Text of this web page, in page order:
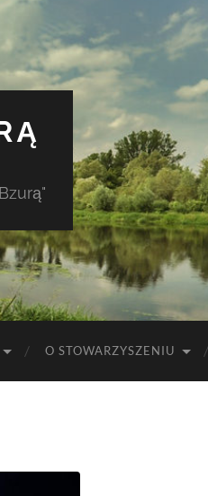
O STOWARZYSZENIU